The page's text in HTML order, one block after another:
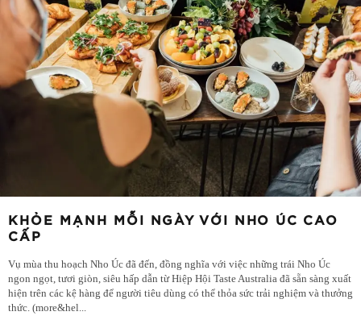
KHỎE MẠNH MỖI NGÀY VỚI NHO ÚC CAO
CẤP
Vụ mùa thu hoạch Nho Úc đã đến, đồng nghĩa với việc những trái Nho Úc
ngon ngọt, tươi giòn, siêu hấp dẫn từ Hiệp Hội Taste Australia đã sẵn sàng xuất
hiện trên các kệ hàng để người tiêu dùng có thể thỏa sức trải nghiệm và thưởng
thức. (more&hel...